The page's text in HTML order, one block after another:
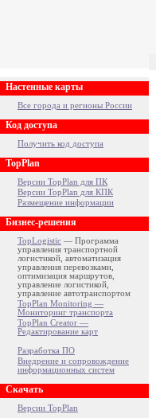
Настенные карты
Все города и регионы России
Код доступа
Получить код доступа
TopPlan
Версии TopPlan для ПК
Версии TopPlan для КПК
Размещение информации
Бизнес-решения
TopLogistic — Программа
управления транспортной
логистикой, автоматизация
управления перевозками,
оптимизация маршрутов,
управление логистикой,
управление автотранспортом
TopPlan Monitoring —
Мониторинг транспорта
TopPlan Creator —
Редактирование карт
Разработка ПО
Внедрение и сопровождение
информационных систем
Скачать
Версии TopPlan